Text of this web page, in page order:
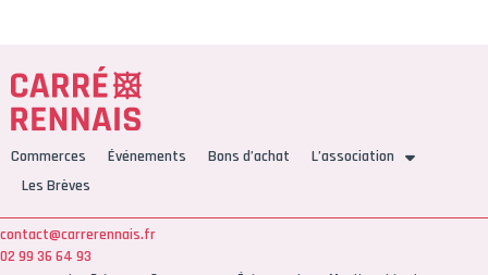
Commerces Événements Bons d’achat
L’association
Les Brèves
contact@carrerennais.fr
02 99 36 64 93